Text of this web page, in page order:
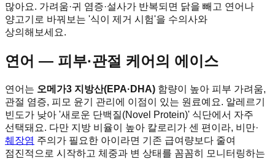
많아요. 가려움·귀 염증·설사가 반복되면 닭을 빼고 연어나
양고기로 바꿔보는 '식이 제거 시험'을 수의사와
상의해보세요.
연어 — 피부·관절 케어의 에이스
연어는 오메가3 지방산(EPA·DHA) 함량이 높아 피부 가려움,
관절 염증, 피모 윤기 관리에 이점이 있는 원료예요. 알레르기
빈도가 낮아 '새로운 단백질(Novel Protein)' 식단에서 자주
선택돼요. 다만 지방 비율이 높아 칼로리가 센 편이라, 비만·
췌장염 주의가 필요한 아이라면 기존 급여량보다 줄여
점진적으로 시작하고 체중과 변 상태를 꼼꼼히 모니터링하는